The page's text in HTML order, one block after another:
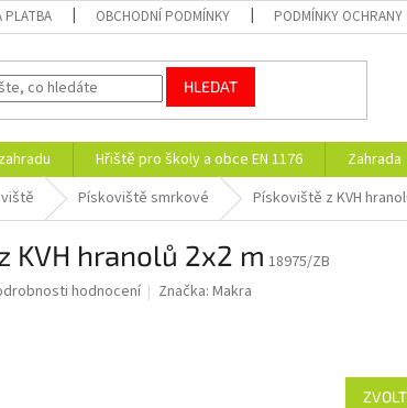
PLATBA OBCHODNÍ PODMÍNKY PODMÍNKY OCHRANY
HLEDAT
Hřiště pro školy a obce EN 1176 Zahrada
Pískoviště smrkové Pískoviště z KVH
KVH hranolů 2x2 m 18975/ZB
hodnocení Značka:Makra